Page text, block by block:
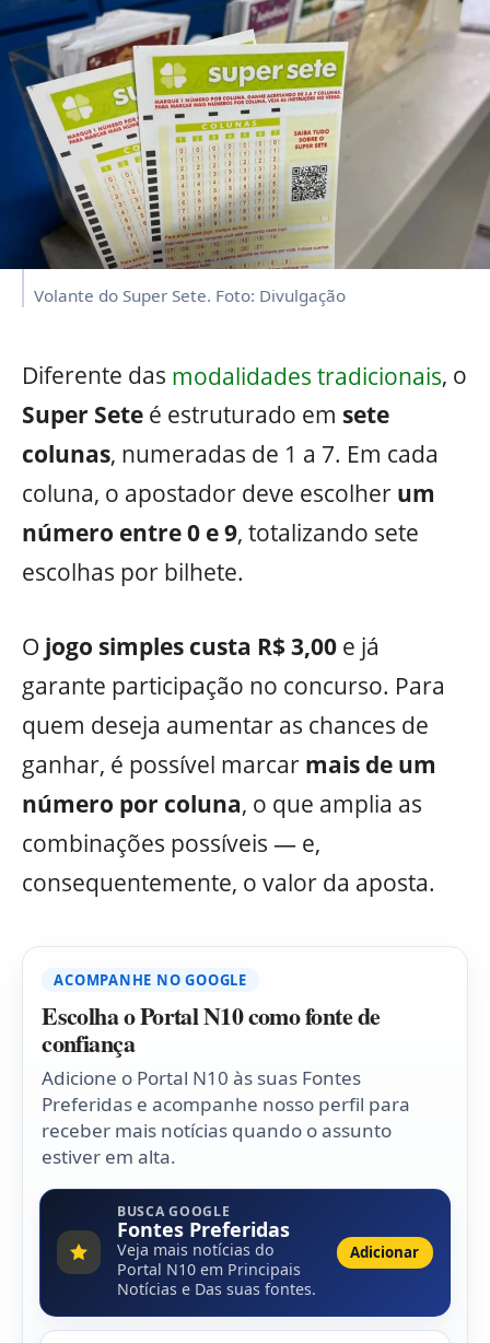
Volante do Super Sete. Foto: Divulgação
Diferente das modalidades tradicionais, o
Super Sete é estruturado em sete
colunas, numeradas de 1 a 7. Em cada
coluna, o apostador deve escolher um
número entre 0 e 9, totalizando sete
escolhas por bilhete.
O jogo simples custa R$ 3,00 e já
garante participação no concurso. Para
quem deseja aumentar as chances de
ganhar, é possível marcar mais de um
número por coluna, o que amplia as
combinações possíveis — e,
consequentemente, o valor da aposta.
ACOMPANHE NO GOOGLE
Escolha o Portal N10 como fonte de
confiança
Adicione o Portal N10 às suas Fontes
Preferidas e acompanhe nosso perfil para
receber mais notícias quando o assunto
estiver em alta.
BUSCA GOOGLE
Fontes Preferidas
Veja mais notícias do
Portal N10 em Principais
Notícias e Das suas fontes.
Adicionar